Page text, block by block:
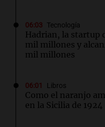
06:03 Tecnología
Hadrian, la startup
mil millones y
mil millones
06:01 Libros
Como el naranjo
en la Sicilia de 1924